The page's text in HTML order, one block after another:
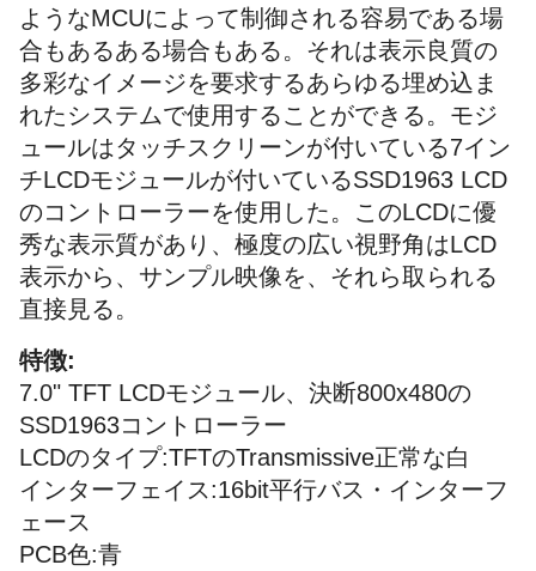
ようなMCUによって制御される容易である場
合もあるある場合もある。それは表示良質の
多彩なイメージを要求するあらゆる埋め込ま
れたシステムで使用することができる。モジ
ュールはタッチスクリーンが付いている7イン
チLCDモジュールが付いているSSD1963 LCD
のコントローラーを使用した。このLCDに優
秀な表示質があり、極度の広い視野角はLCD
表示から、サンプル映像を、それら取られる
直接見る。
特徴:
7.0" TFT LCDモジュール、決断800x480の
SSD1963コントローラー
LCDのタイプ:TFTのTransmissive正常な白
インターフェイス:16bit平行バス・インターフ
ェース
PCB色:青